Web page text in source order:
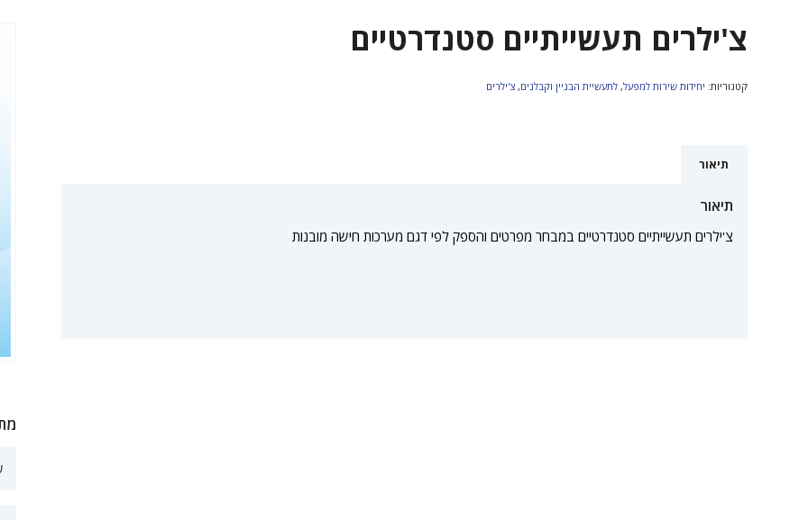
צ'ילרים תעשייתיים סטנדרטיים
קטגוריות: יחידות שירות למפעל, לתעשיית הבניין וקבלנים, צ'ילרים
תיאור
תיאור
צ'ילרים תעשייתיים סטנדרטיים במבחר מפרטים והספק לפי דגם מערכות חישה מובנות